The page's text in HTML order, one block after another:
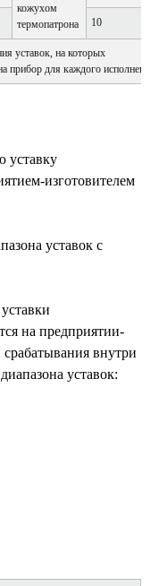
кожухом
термопатрона
10
уставок, на которых
прибор для каждого исполнения.
уставку
изготовителем
уставок с
на предприятии-
внутри
уставок: